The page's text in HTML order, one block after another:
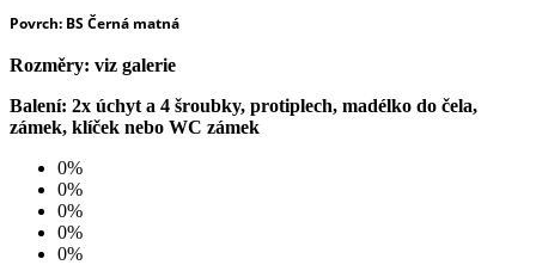
Povrch: BS Černá matná
Rozměry: viz galerie
Balení: 2x úchyt a 4 šroubky, protiplech, madélko do čela,
zámek, klíček nebo WC zámek
0%
0%
0%
0%
0%